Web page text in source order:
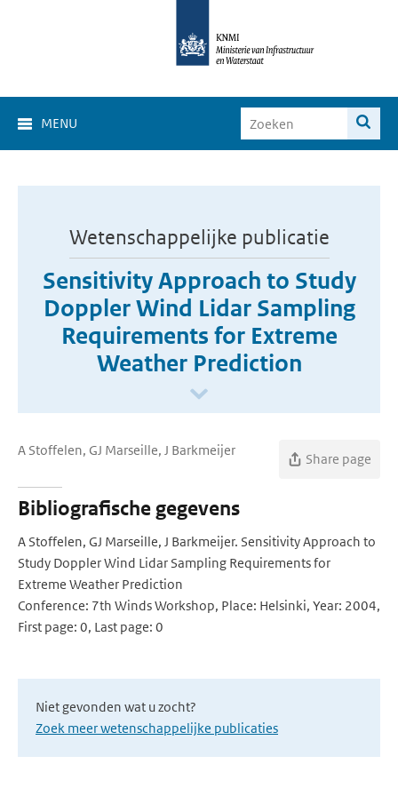
MENU
Wetenschappelijke publicatie
Sensitivity Approach to Study
Doppler Wind Lidar Sampling
Requirements for Extreme
Weather Prediction
A Stoffelen, GJ Marseille, J Barkmeijer
Share page
Bibliografische gegevens
A Stoffelen, GJ Marseille, J Barkmeijer. Sensitivity Approach to
Study Doppler Wind Lidar Sampling Requirements for
Extreme Weather Prediction
Conference: 7th Winds Workshop, Place: Helsinki, Year: 2004,
First page: 0, Last page: 0
Niet gevonden wat u zocht?
Zoek meer wetenschappelijke publicaties